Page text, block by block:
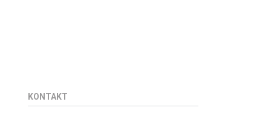
KONTAKT